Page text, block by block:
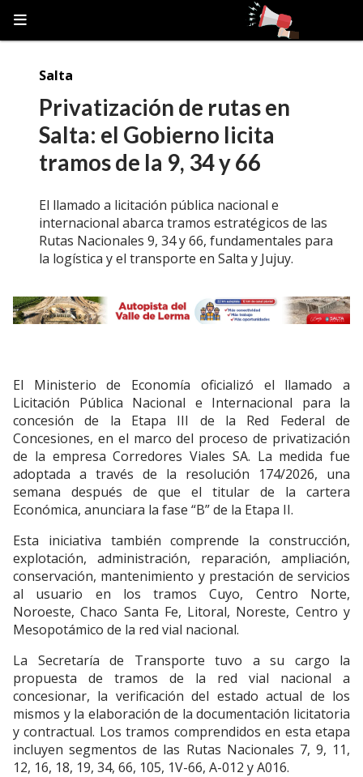
Privatización de rutas en
Salta: el Gobierno licita
tramos de la 9, 34 y 66
El llamado a licitación pública nacional e
internacional abarca tramos estratégicos de las
Rutas Nacionales 9, 34 y 66, fundamentales para
la logística y el transporte en Salta y Jujuy.
Salta
El Ministerio de Economía oficializó el llamado a
Licitación Pública Nacional e Internacional para la
concesión de la Etapa III de la Red Federal de
Concesiones, en el marco del proceso de privatización
de la empresa Corredores Viales SA. La medida fue
adoptada a través de la resolución 174/2026, una
semana después de que el titular de la cartera
Económica, anunciara la fase “B” de la Etapa II.
Esta iniciativa también comprende la construcción,
explotación, administración, reparación, ampliación,
conservación, mantenimiento y prestación de servicios
al usuario en los tramos Cuyo, Centro Norte,
Noroeste, Chaco Santa Fe, Litoral, Noreste, Centro y
Mesopotámico de la red vial nacional.
La Secretaría de Transporte tuvo a su cargo la
propuesta de tramos de la red vial nacional a
concesionar, la verificación del estado actual de los
mismos y la elaboración de la documentación licitatoria
y contractual. Los tramos comprendidos en esta etapa
incluyen segmentos de las Rutas Nacionales 7, 9, 11,
12, 16, 18, 19, 34, 66, 105, 1V-66, A-012 y A016.